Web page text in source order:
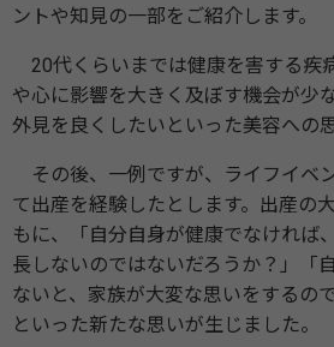
ントや知見の一部をご紹介します。
20代くらいまでは健康を害する疾
や心に影響を大きく及ぼす機会が少
外見を良くしたいといった美容への
その後、一例ですが、ライフイベ
て出産を経験したとします。出産の
もに、「自分自身が健康でなければ
長しないのではないだろうか？」「
ないと、家族が大変な思いをするの
といった新たな思いが生じました。